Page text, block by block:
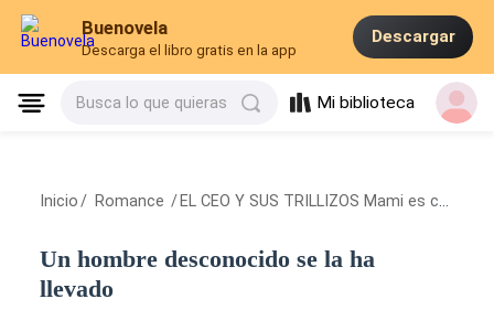
Buenovela
Descarga el libro gratis en la app
Descargar
Busca lo que quieras Mi biblioteca
Inicio / Romance / EL CEO Y SUS TRILLIZOS Mami es chef
Un hombre desconocido se la ha
llevado